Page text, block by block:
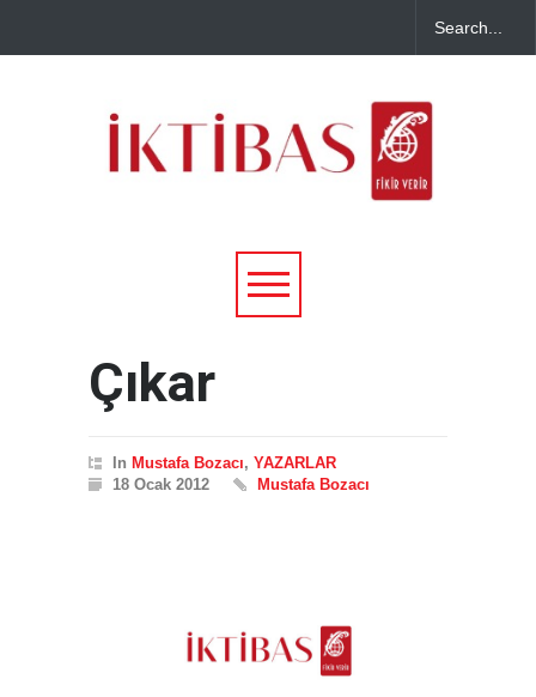
Çıkar
In Mustafa Bozacı, YAZARLAR
18 Ocak 2012
Mustafa Bozacı